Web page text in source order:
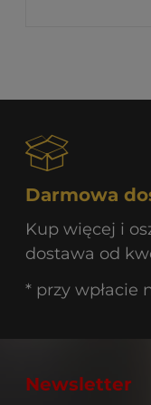
Darmowa
Kup więcej i
dostawa od
* przy wpłacie
Newsletter